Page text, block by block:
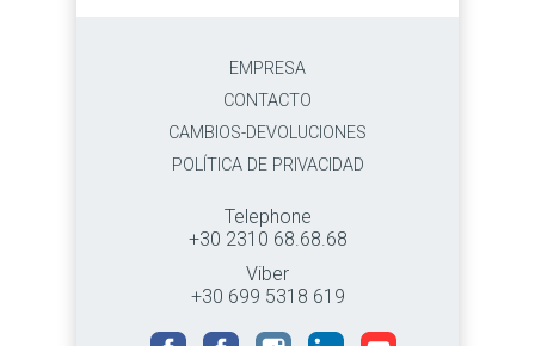
EMPRESA
CONTACTO
CAMBIOS-DEVOLUCIONES
POLÍTICA DE PRIVACIDAD
Telephone
+30 2310 68.68.68
Viber
+30 699 5318 619